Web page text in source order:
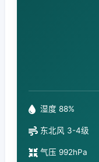
湿度 88%
东北风 3-4级
气压 992hPa